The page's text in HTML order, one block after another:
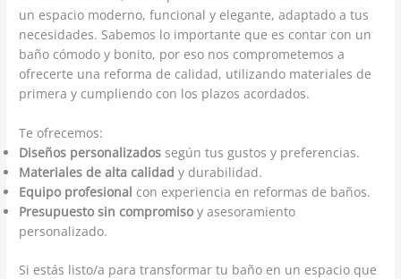
un espacio moderno, funcional y elegante, adaptado a tus
necesidades. Sabemos lo importante que es contar con un
baño cómodo y bonito, por eso nos comprometemos a
ofrecerte una reforma de calidad, utilizando materiales de
primera y cumpliendo con los plazos acordados.
Te ofrecemos:
Diseños personalizados según tus gustos y preferencias.
Materiales de alta calidad y durabilidad.
Equipo profesional con experiencia en reformas de baños.
Presupuesto sin compromisoy asesoramiento
personalizado.
Si estás listo/a para transformar tu baño en un espacio que